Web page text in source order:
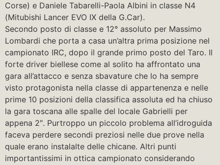
Corse) e Daniele Tabarelli-Paola Albini in classe N4
(Mitubishi Lancer EVO IX della G.Car).
Secondo posto di classe e 12° assoluto per Massimo
Lombardi che porta a casa un’altra prima posizione nel
campionato IRC, dopo il grande primo posto del Taro. Il
forte driver biellese come al solito ha affrontato una
gara all’attacco e senza sbavature che lo ha sempre
visto protagonista nella classe di appartenenza e nelle
prime 10 posizioni della classifica assoluta ed ha chiuso
la gara toscana alle spalle del locale Gabrielli per
appena 2″. Purtroppo un piccolo problema all’idroguida
faceva perdere secondi preziosi nelle due prove nella
quale erano instalalte delle chicane. Altri punti
importantissimi in ottica campionato considerando